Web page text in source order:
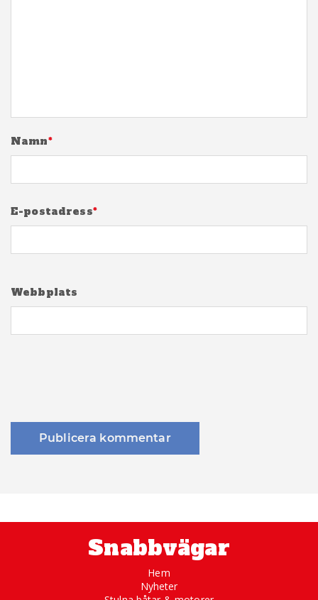
Namn*
E-postadress*
Webbplats
Snabbvägar
Hem
Nyheter